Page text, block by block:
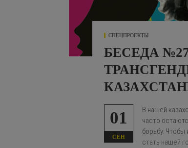
СПЕЦПРОЕКТЫ
БЕСЕДА
01
СЕН
В нашей
часто
борьбу.
стать нашей